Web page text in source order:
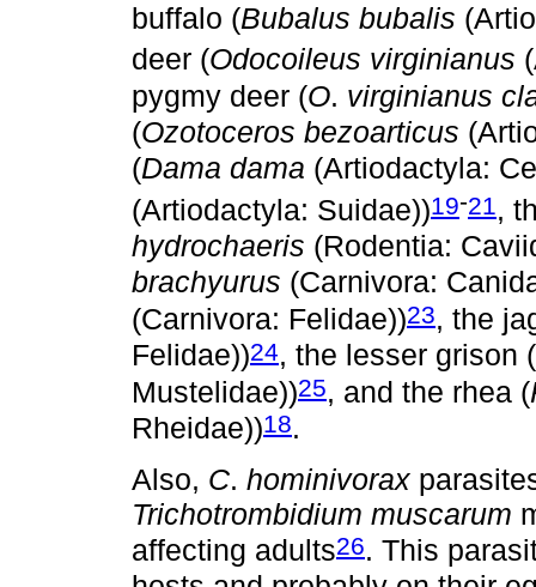
buffalo (Bubalus bubalis
deer (Odocoileus virginianus
pygmy deer (O. virginianus
(Ozotoceros bezoarticus
(Dama dama (Artiodactyla:
(Artiodactyla: Suidae))19-21,
hydrochaeris (Rodentia:
brachyurus (Carnivora:
(Carnivora: Felidae))23, the
Felidae))24, the lesser grison (
Mustelidae))25, and the rhea (
Rheidae))18.
Also, C. hominivorax
Trichotrombidium muscarum
affecting adults26. This